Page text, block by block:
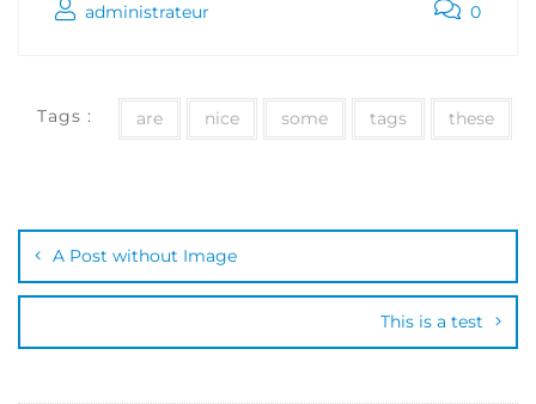
administrateur 0
Tags : are nice some tags these
A Post without Image
This is a test